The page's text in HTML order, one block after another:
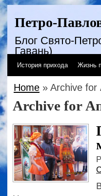
Петро-
Блог Свято-
Гавань)
История прихода Жизнь
Home » Archive for
Archive for